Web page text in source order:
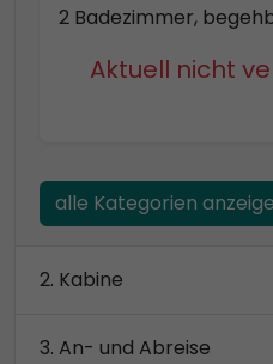
2 Badezimmer,
Aktuell nicht
alle Kategorien
Kabine
An- und Abreise